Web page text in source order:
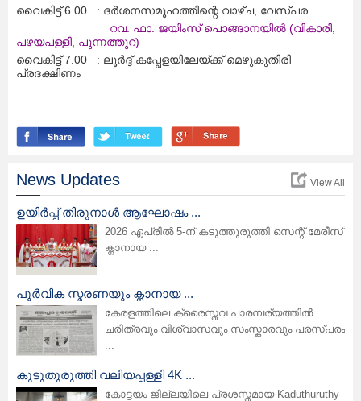
വൈകിട്ട് 6.00 : ദര്‍ശനസമൂഹത്തിന്റെ വാഴ്ച, വേസ്പര
റവ. ഫാ. ജയിംസ് പൊങ്ങാനയില്‍ (വികാരി,
പഴയപള്ളി, പുന്നത്തുറ)
വൈകിട്ട് 7.00 : ലൂര്‍ദ്ദ് കപ്പേളയിലേയ്ക്ക് മെഴുകുതിരി
പ്രദക്ഷിണം
News Updates View All
ഉയിർപ്പ് തിരുനാൾ ആഘോഷം ...
2026 ഏപ്രിൽ 5-ന് കടുത്തുരുത്തി സെന്റ് മേരീസ്
ക്നാനായ ...
പൂർവിക സ്മരണയും ക്നാനായ ...
കേരളത്തിലെ ക്രൈസ്തവ പാരമ്പര്യത്തിൽ
ചരിത്രവും വിശ്വാസവും സംസ്കാരവും പരസ്പരം
...
കുടുതുരുത്തി വലിയപ്പള്ളി 4K ...
കോട്ടയം ജില്ലയിലെ പ്രശസ്തമായ Kaduthuruthy